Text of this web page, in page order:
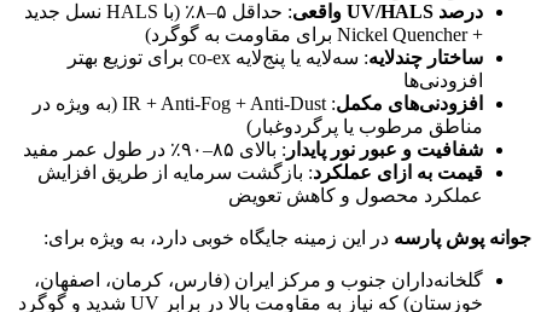
درصد UV/HALS واقعی
: حداقل ۵–۸٪ (با HALS نسل جدید
+ Nickel Quencher برای مقاومت به گوگرد)
ساختار چندلایه
: سه‌لایه یا پنج‌لایه co-ex برای توزیع بهتر
افزودنی‌ها
افزودنی‌های مکمل
: IR + Anti-Fog + Anti-Dust (به ویژه در
مناطق مرطوب یا پرگردوغبار)
شفافیت و عبور نور پایدار : بالای ۸۵–۹۰٪ در طول عمر مفید
قیمت به ازای عملکرد: بازگشت سرمایه از طریق افزایش
عملکرد محصول و کاهش تعویض
جوانه پوش پارسه در این زمینه جایگاه خوبی دارد، به ویژه برای:
گلخانه‌داران جنوب و مرکز ایران (فارس، کرمان، اصفهان،
خوزستان) که نیاز به مقاومت بالا در برابر UV شدید و گوگرد